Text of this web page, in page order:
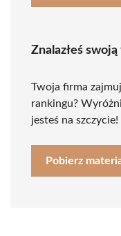
Znalazłeś
Twoja firma
rankingu?
jesteś na szczycie!
Pobierz